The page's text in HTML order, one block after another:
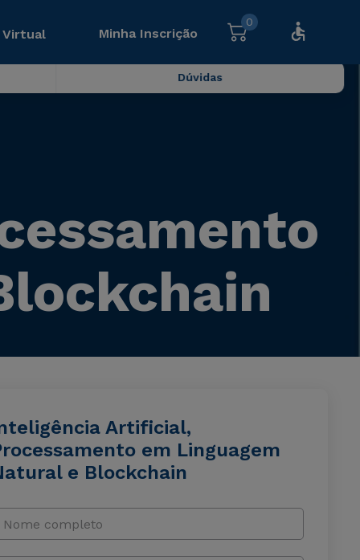
Virtual Minha Inscrição
0
Dúvidas
Artificial,
em Linguagem
e Blockchain
Nome completo